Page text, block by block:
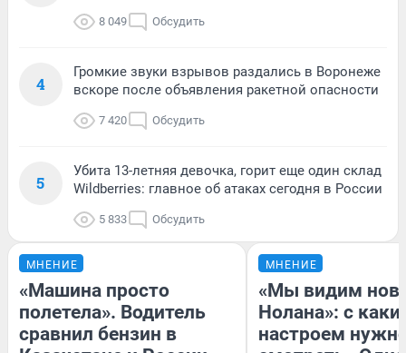
8 049 Обсудить
4
Громкие звуки взрывов раздались в Воронеже
вскоре после объявления ракетной опасности
7 420 Обсудить
5
Убита 13-летняя девочка, горит еще один склад
Wildberries: главное об атаках сегодня в России
5 833 Обсудить
МНЕНИЕ
«Машина просто
полетела». Водитель
сравнил бензин в
МНЕНИЕ
«Мы видим
Нолана»: с
настроем